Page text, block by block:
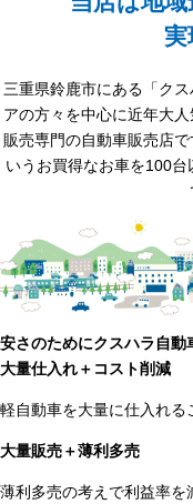
実
三重県鈴鹿市にある「ク
アの方々を中心に近年大
販売専門の自動車販売店で
いうお買得なお車を100
安さのためにクスハラ自動
大量仕入れ＋コスト削減
軽自動車を大量に仕入れる
大量販売＋薄利多売
薄利多売の考えで利益率